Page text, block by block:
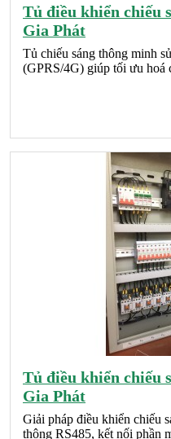
Tủ điều khiển chiếu
Gia Phát
Tủ chiếu sáng thông minh
(GPRS/4G) giúp tối ưu hoá
Tủ điều khiển chiếu
Gia Phát
Giải pháp điều khiển chiếu
thông RS485, kết nối phần